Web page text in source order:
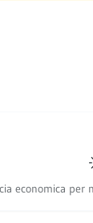
economica per